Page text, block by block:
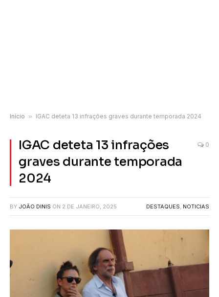
Início » IGAC deteta 13 infrações graves durante temporada 2024
IGAC deteta 13 infrações
graves durante temporada
2024
0
BY JOÃO DINIS ON 2 DE JANEIRO, 2025 DESTAQUES, NOTICIAS